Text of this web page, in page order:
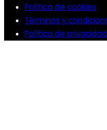
Política de cookies
Términos y
Política de privacidad